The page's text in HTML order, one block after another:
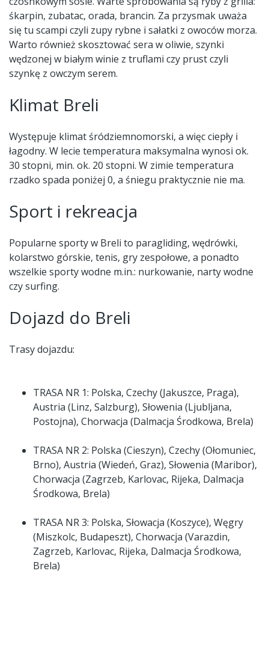
śkarpin, zubatac, orada, brancin. Za przysmak uważa
się tu scampi czyli zupy rybne i sałatki z owoców morza.
Warto również skosztować sera w oliwie, szynki
wędzonej w białym winie z truflami czy prust czyli
szynkę z owczym serem.
Klimat Breli
Występuje klimat śródziemnomorski, a więc ciepły i
łagodny. W lecie temperatura maksymalna wynosi ok.
30 stopni, min. ok. 20 stopni. W zimie temperatura
rzadko spada poniżej 0, a śniegu praktycznie nie ma.
Sport i rekreacja
Popularne sporty w Breli to paragliding, wędrówki,
kolarstwo górskie, tenis, gry zespołowe, a ponadto
wszelkie sporty wodne m.in.: nurkowanie, narty wodne
czy surfing.
Dojazd do Breli
Trasy dojazdu:
TRASA NR 1: Polska, Czechy (Jakuszce, Praga),
Austria (Linz, Salzburg), Słowenia (Ljubljana,
Postojna), Chorwacja (Dalmacja Środkowa, Brela)
TRASA NR 2: Polska (Cieszyn), Czechy (Ołomuniec,
Brno), Austria (Wiedeń, Graz), Słowenia (Maribor),
Chorwacja (Zagrzeb, Karlovac, Rijeka, Dalmacja
Środkowa, Brela)
TRASA NR 3: Polska, Słowacja (Koszyce), Węgry
(Miszkolc, Budapeszt), Chorwacja (Varazdin,
Zagrzeb, Karlovac, Rijeka, Dalmacja Środkowa,
Brela)